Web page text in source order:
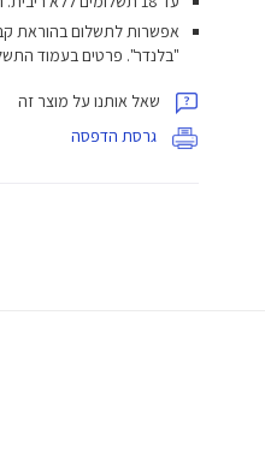
אפשרות לתשלום בהוראת
"בלנדר". פרטים בעמוד
שאל אותנו על מוצר זה
גרסת הדפסה